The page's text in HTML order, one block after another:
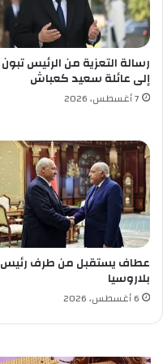
و
ر
ا
(
د
ة
ج
و
ا
ن
2
0
2
6
ح
ق
ي
ا
ح
و
إ
س
ت
ر
ا
د
ا
ل
أ
ض
ح
رسالة التعزية من الرئيس تبون
إلى عائلة سعيد كعباش
7 أغسطس، 2026
عطاف يستقبل من طرف رئيس
بلاروسيا
6 أغسطس، 2026